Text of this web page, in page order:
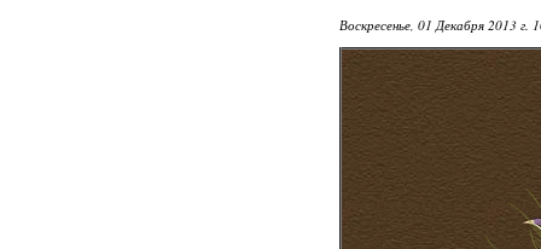
Воскресенье, 01 Декабря 2013 г.